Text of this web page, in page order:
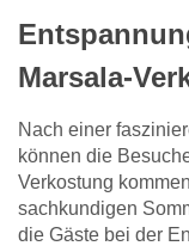
Marsala-
Nach einer
können die
Verkostung
sachkundigen
die Gäste bei der